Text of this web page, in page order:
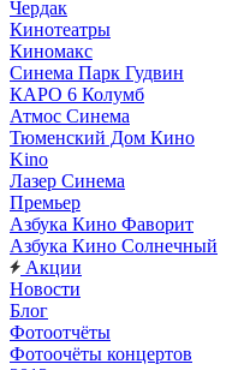
Чердак
Кинотеатры
Киномакс
Синема Парк Гудвин
КАРО 6 Колумб
Атмос Синема
Тюменский Дом Кино
Kino
Лазер Синема
Премьер
Азбука Кино Фаворит
Азбука Кино Солнечный
Акции
Новости
Блог
Фотоотчёты
Фотоочёты концертов